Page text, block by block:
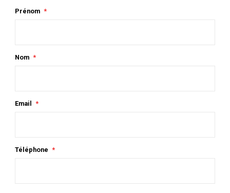
Prénom
Nom
Email
Téléphone